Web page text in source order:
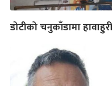
डोटीको चनुकाँडामा